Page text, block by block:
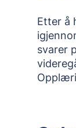
Etter å
svarer